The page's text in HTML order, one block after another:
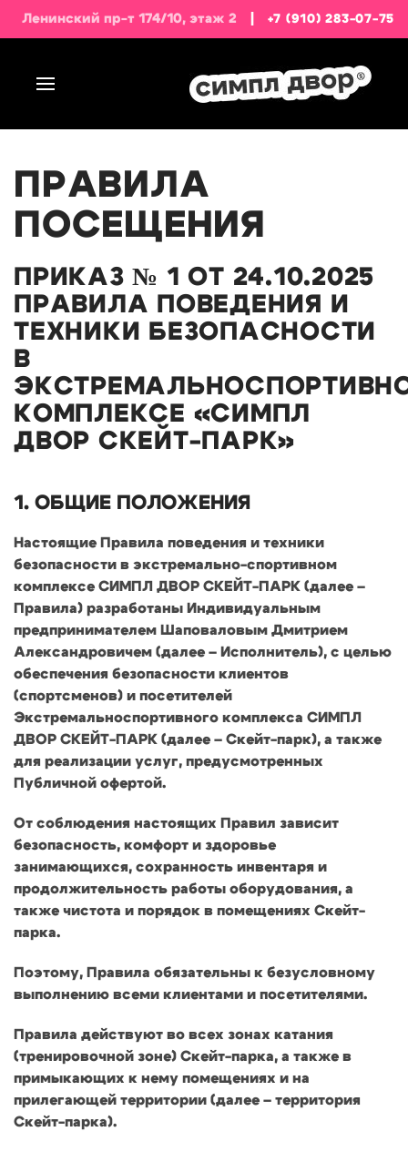
Ленинский пр-т 174/10, этаж 2 +7 (910) 283-07-75
ПРАВИЛА
ПОСЕЩЕНИЯ
ПРИКАЗ № 1 ОТ 24.10.2025
ПРАВИЛА ПОВЕДЕНИЯ И
ТЕХНИКИ БЕЗОПАСНОСТИ
В
КОМПЛЕКСЕ «СИМПЛ
ДВОР СКЕЙТ-ПАРК»
1. ОБЩИЕ ПОЛОЖЕНИЯ
Настоящие Правила поведения и техники
безопасности в экстремально-спортивном
комплексе СИМПЛ ДВОР СКЕЙТ-ПАРК (далее –
Правила) разработаны Индивидуальным
предпринимателем Шаповаловым Дмитрием
Александровичем (далее – Исполнитель), с целью
обеспечения безопасности клиентов
(спортсменов) и посетителей
Экстремальноспортивного комплекса СИМПЛ
ДВОР СКЕЙТ-ПАРК (далее – Скейт-парк), а также
для реализации услуг, предусмотренных
Публичной офертой.
От соблюдения настоящих Правил зависит
безопасность, комфорт и здоровье
занимающихся, сохранность инвентаря и
продолжительность работы оборудования, а
также чистота и порядок в помещениях Скейт-
парка.
Поэтому, Правила обязательны к безусловному
выполнению всеми клиентами и посетителями.
Правила действуют во всех зонах катания
(тренировочной зоне) Скейт-парка, а также в
примыкающих к нему помещениях и на
прилегающей территории (далее – территория
Скейт-парка).